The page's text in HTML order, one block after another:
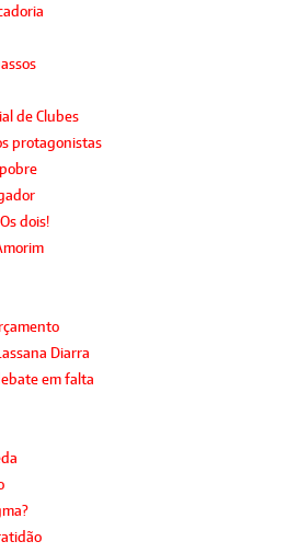
de Clubes
protagonistas
dois!
Diarra
em falta